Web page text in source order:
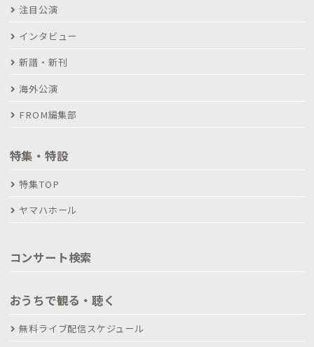
注目公演
インタビュー
新譜・新刊
海外公演
FROM編集部
特集・特設
特集TOP
ヤマハホール
コンサート検索
おうちで観る・聴く
無料ライブ配信スケジュール